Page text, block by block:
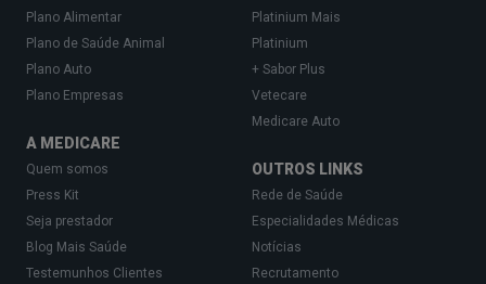
Plano Alimentar
Plano de Saúde Animal
Plano Auto
Plano Empresas
A MEDICARE
Quem somos
Press Kit
Seja prestador
Blog Mais Saúde
Testemunhos Clientes
Platinium Mais
Platinium
+ Sabor Plus
Vetecare
Medicare Auto
OUTROS LINKS
Rede de Saúde
Especialidades Médicas
Notícias
Recrutamento